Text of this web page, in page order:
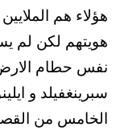
هؤلاء هم
هويتهم لكن لم
نفس حطام الارض
سبرينغفيلد و
الخامس من